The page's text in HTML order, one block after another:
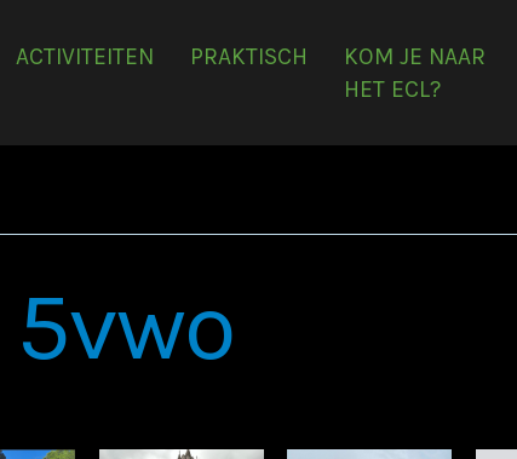
ACTIVITEITEN PRAKTISCH
KOM JE NAAR
HET ECL?